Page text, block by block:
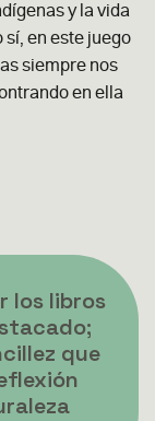
y la vida
sí, en este juego
siempre nos
en ella
los libros
que